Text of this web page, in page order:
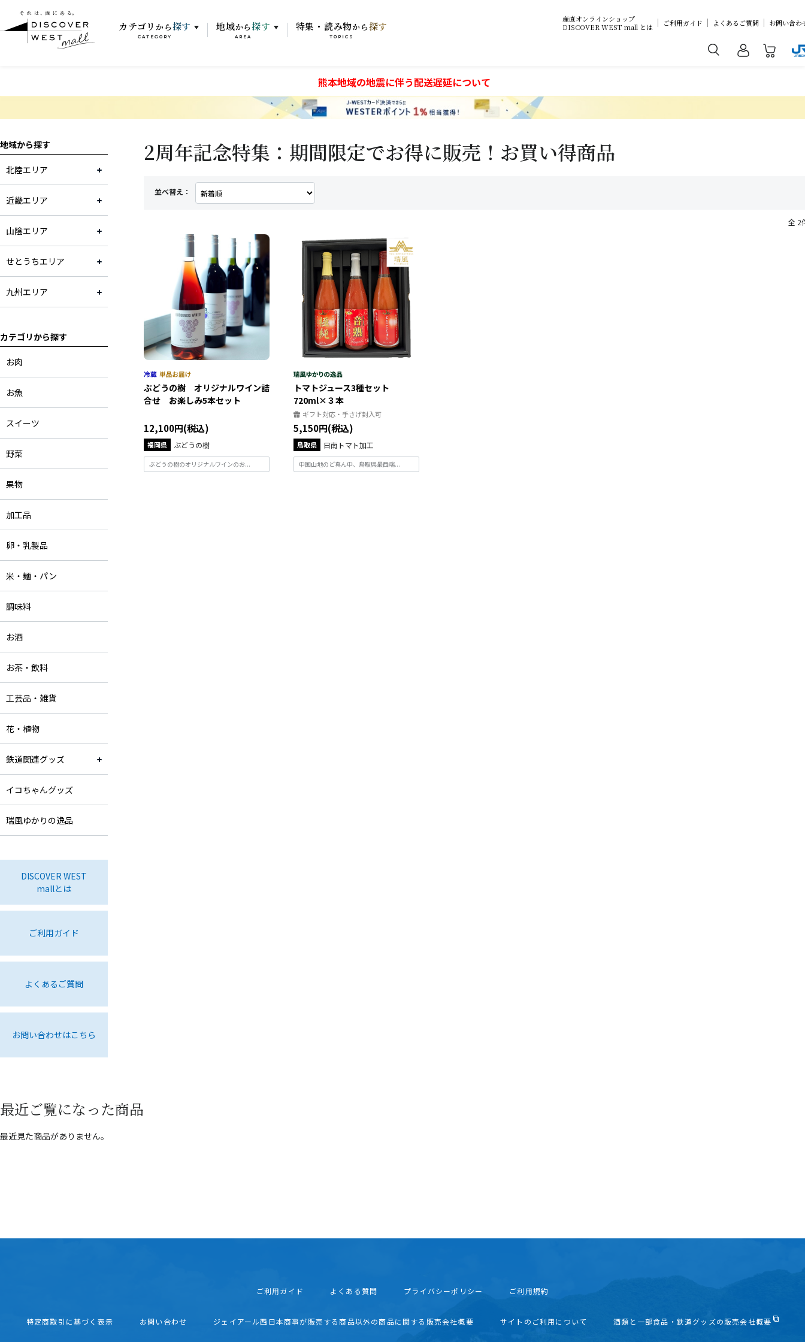
カテゴリ から 探す
CATEGORY
地域から 探す
AREA
特集・読み物から 探す
TOPICS
産直オンラインショップ
DISCOVER WEST mall とは
ご利用ガイド よくあるご質問 お問い合わ
熊本地域の地震に伴う配送遅延について
地域から探す
北陸エリア
近畿エリア
山陰エリア
せとうちエリア
九州エリア
カテゴリから探す
お肉
お魚
スイーツ
野菜
果物
加工品
卵・乳製品
米・麺・パン
調味料
お酒
お茶・飲料
工芸品・雑貨
花・植物
鉄道関連グッズ
イコちゃんグッズ
瑞風ゆかりの逸品
DISCOVER WEST
mallとは
ご利用ガイド
よくあるご質問
お問い合わせはこちら
2周年記念特集：期間限定でお得に販売！お買い得商品
並べ替え：
全 2
ぶどうの樹 オリジナルワイン詰
合せ お楽しみ5本セット
12,100円(税込)
福岡県 ぶどうの樹
ぶどうの樹のオリジナルワインのお...
トマトジュース3種セット
720ml×３本
ギフト対応・手さげ封入可
5,150円(税込)
鳥取県 日南トマト加工
中国山地のど真ん中、鳥取県最西端...
最近ご覧になった商品
最近見た商品がありません。
ご利用ガイド よくある質問 プライバシーポリシー ご利用規約
特定商取引に基づく表示 お問い合わせ ジェイアール西日本商事が販売する商品以外の商品に関する販売会社概要 サイトのご利用について 酒類と一部食品・鉄道グッズの販売会社概要